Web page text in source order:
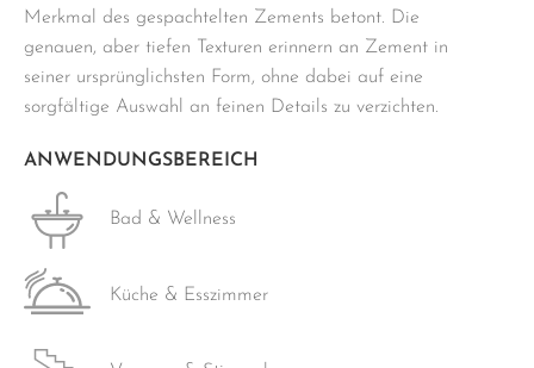
Merkmal des gespachtelten Zements betont. Die
genauen, aber tiefen Texturen erinnern an Zement in
seiner ursprünglichsten Form, ohne dabei auf eine
sorgfältige Auswahl an feinen Details zu verzichten.
ANWENDUNGSBEREICH
Bad & Wellness
Küche & Esszimmer